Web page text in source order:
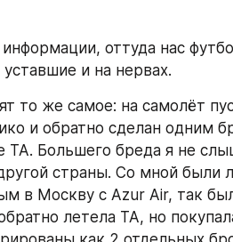
оттуда нас
и на нервах.
то же самое: на самолёт
и обратно сделан одним
ТА. Большего бреда я не
страны. Со мной были
в Москву с Azur Air, так
летела ТА, но